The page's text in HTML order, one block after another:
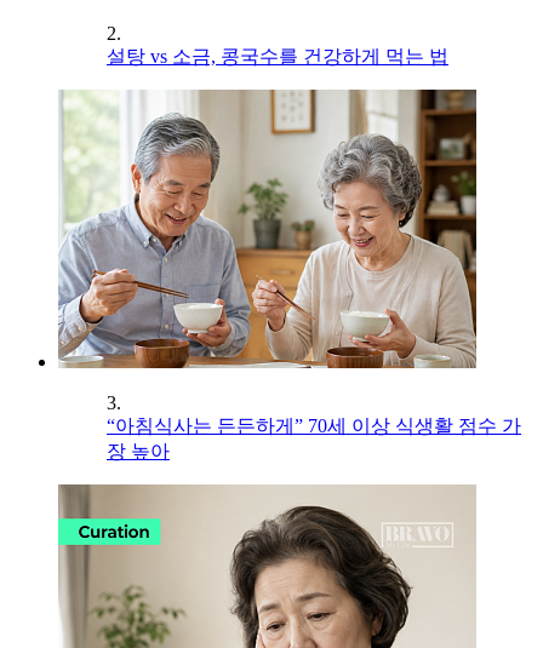
2.
설탕 vs 소금, 콩국수를 건강하게 먹는 법
3.
“아침식사는 든든하게” 70세 이상 식생활 점수 가
장 높아